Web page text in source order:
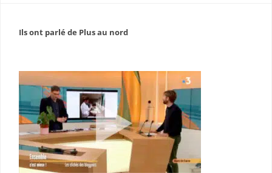
Ils ont parlé de Plus au nord